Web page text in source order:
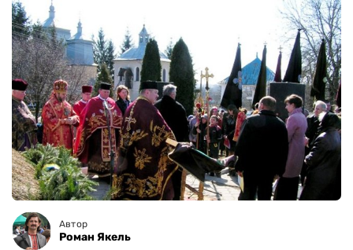
Автор
Роман Якель